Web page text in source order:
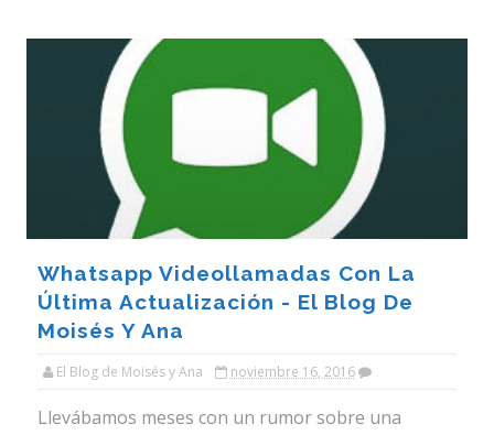
Whatsapp Videollamadas Con La
Última Actualización - El Blog De
Moisés Y Ana
El Blog de Moisés y Ana noviembre 16, 2016
Llevábamos meses con un rumor sobre una